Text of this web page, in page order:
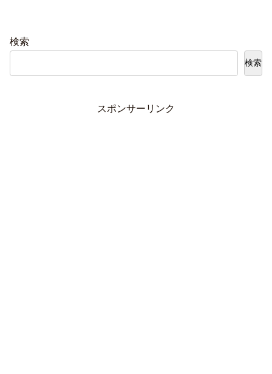
検索
検索
スポンサーリンク